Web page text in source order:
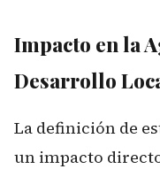
Impacto en la
Desarrollo
La definición de
un impacto